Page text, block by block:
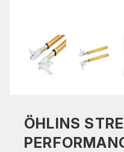
ÖHLINS